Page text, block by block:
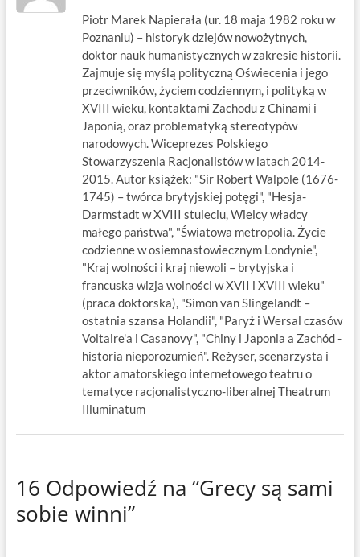
Piotr Marek Napierała (ur. 18 maja 1982 roku w
Poznaniu) – historyk dziejów nowożytnych,
doktor nauk humanistycznych w zakresie historii.
Zajmuje się myślą polityczną Oświecenia i jego
przeciwników, życiem codziennym, i polityką w
XVIII wieku, kontaktami Zachodu z Chinami i
Japonią, oraz problematyką stereotypów
narodowych. Wiceprezes Polskiego
Stowarzyszenia Racjonalistów w latach 2014-
2015. Autor książek: "Sir Robert Walpole (1676-
1745) – twórca brytyjskiej potęgi", "Hesja-
Darmstadt w XVIII stuleciu, Wielcy władcy
małego państwa", "Światowa metropolia. Życie
codzienne w osiemnastowiecznym Londynie",
"Kraj wolności i kraj niewoli – brytyjska i
francuska wizja wolności w XVII i XVIII wieku"
(praca doktorska), "Simon van Slingelandt –
ostatnia szansa Holandii", "Paryż i Wersal czasów
Voltaire'a i Casanovy", "Chiny i Japonia a Zachód -
historia nieporozumień". Reżyser, scenarzysta i
aktor amatorskiego internetowego teatru o
tematyce racjonalistyczno-liberalnej Theatrum
Illuminatum
16 Odpowiedź na “Grecy są sami
sobie winni”